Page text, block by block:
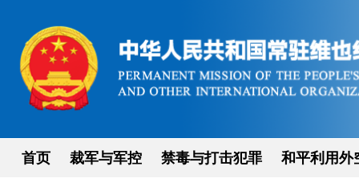
首页 裁军与军控 禁毒与打击犯罪 和平利用外